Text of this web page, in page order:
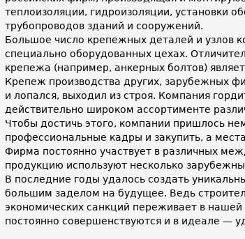
теплоизоляции, гидроизоляции, установки
трубопроводов зданий и сооружений.
Большое число крепежных деталей и узлов
специально оборудованных цехах.
крепежа (например, анкерных болтов)
Крепеж производства других, зарубежных
и лопался, выходил из строя. Компания
действительно широком ассортименте
Чтобы достичь этого, компании пришлось
профессиональные кадры и закупить, а
Фирма постоянно участвует в различных
продукцию используют несколько
В последние годы удалось создать
большим заделом на будущее. Ведь
экономических санкций переживает в
постоянно совершенствуются и в идеале —